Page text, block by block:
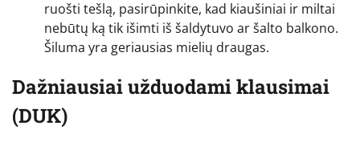
ruošti tešlą, pasirūpinkite, kad kiaušiniai ir miltai
nebūtų ką tik išimti iš šaldytuvo ar šalto balkono.
Šiluma yra geriausias mielių draugas.
Dažniausiai užduodami klausimai
(DUK)